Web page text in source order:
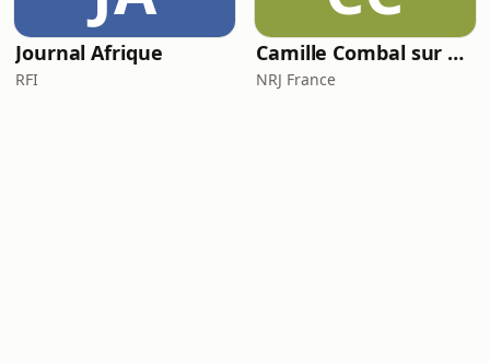
Journal Afrique
RFI
Camille Combal sur NRJ
NRJ France